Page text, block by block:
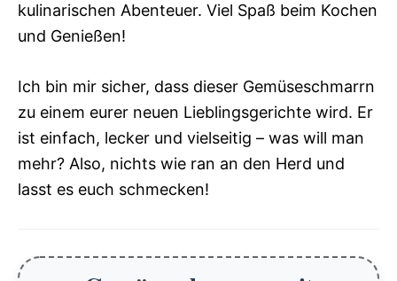
kulinarischen Abenteuer. Viel Spaß beim Kochen
und Genießen!
Ich bin mir sicher, dass dieser Gemüseschmarrn
zu einem eurer neuen Lieblingsgerichte wird. Er
ist einfach, lecker und vielseitig – was will man
mehr? Also, nichts wie ran an den Herd und
lasst es euch schmecken!